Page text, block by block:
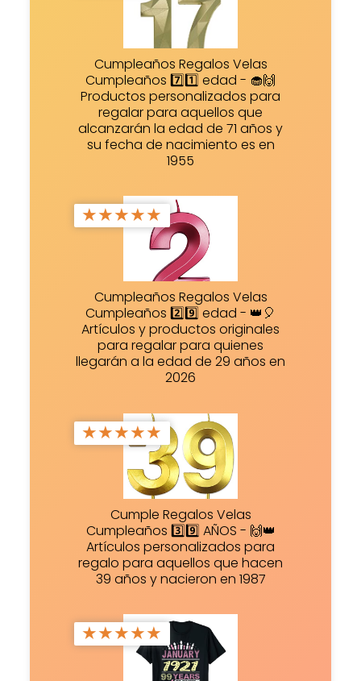
Cumpleaños Regalos Velas
Cumpleaños 7️⃣1️⃣ edad - 🧁🙌
Productos personalizados para
regalar para aquellos que
alcanzarán la edad de 71 años y
su fecha de nacimiento es en
1955
★★★★★
Cumpleaños Regalos Velas
Cumpleaños 2️⃣9️⃣ edad - 👑🎈
Artículos y productos originales
para regalar para quienes
llegarán a la edad de 29 años en
2026
★★★★★
Cumple Regalos Velas
Cumpleaños 3️⃣9️⃣ AÑOS - 🙌👑
Artículos personalizados para
regalo para aquellos que hacen
39 años y nacieron en 1987
★★★★★